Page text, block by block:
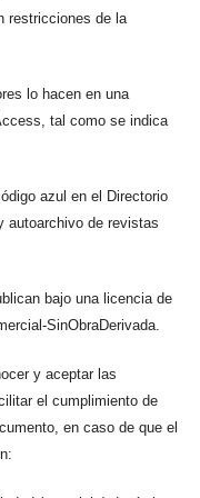
restricciones de la
lo hacen en una
tal como se indica
azul en el Directorio
autoarchivo de revistas
bajo una licencia de
SinObraDerivada.
y aceptar las
el cumplimiento de
en caso de que el